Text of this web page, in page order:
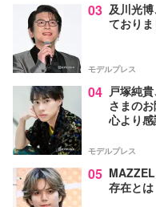
03 及川光
ておりま
モデルプレス
04 戸塚純
さまの
心より感
モデルプレス
05
存在とは